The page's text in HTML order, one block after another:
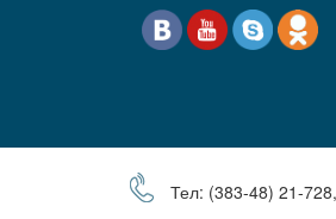
Тел: (383-48) 21-